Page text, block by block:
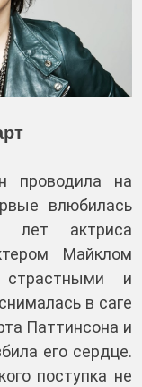
проводила на
влюбилась
лет актриса
Майклом
и
в саге
Паттинсона и
его сердце.
поступка не